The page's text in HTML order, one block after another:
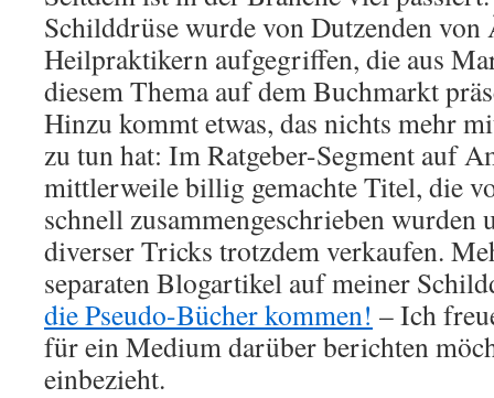
Schilddrüse wurde von Dutzenden von
Heilpraktikern aufgegriffen, die aus
diesem Thema auf dem Buchmarkt
Hinzu kommt etwas, das nichts mehr
zu tun hat: Im Ratgeber-Segment auf
mittlerweile billig gemachte Titel, die
schnell zusammengeschrieben wurden
diverser Tricks trotzdem verkaufen.
separaten Blogartikel auf meiner
die Pseudo-Bücher kommen! – Ich
für ein Medium darüber berichten
einbezieht.